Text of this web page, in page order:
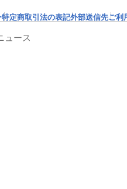
特定商取引法の表記外部送信先ご利
ュース